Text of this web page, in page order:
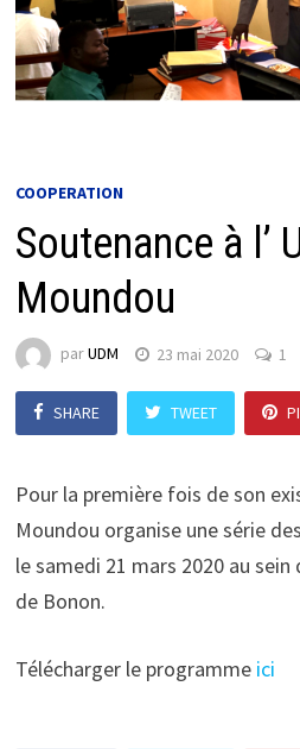
COOPERATION
Soutenance à l’
Moundou
parUDM 23 mai 2020 1
SHARE TWEET
Pour la première fois de son
Moundou organise une série
le samedi 21 mars 2020 au
de Bonon.
Télécharger le programmeici